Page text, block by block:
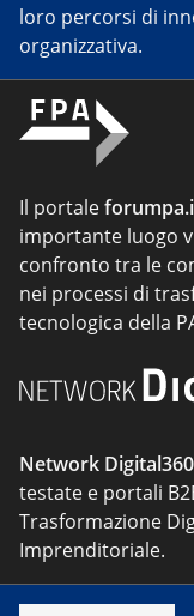
loro percorsi di
organizzativa.
Il portale
importante luogo
confronto tra le
nei processi di
tecnologica della
Network Digital360
testate e portali
Trasformazione
Imprenditoriale.